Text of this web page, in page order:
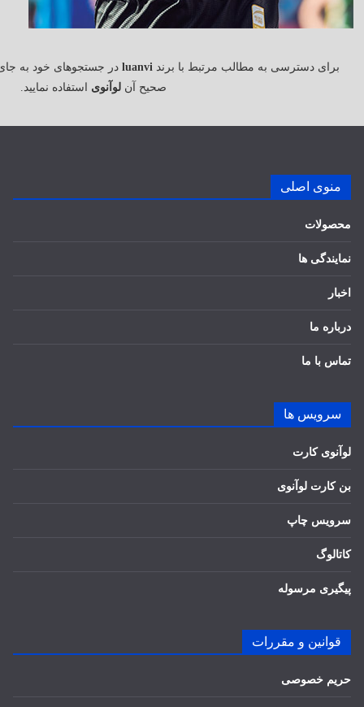
برای دسترسی به مطالب مرتبط با برندluanvi در جستجوهای خود به
صحیح آنلوآنوی استفاده نمایید.
منوی اصلی
محصولات
نمایندگی ها
اخبار
درباره ما
تماس با ما
سرویس ها
لوآنوی کارت
بن کارت لوآنوی
سرویس چاپ
کاتالوگ
پیگیری مرسوله
قوانین و مقررات
حریم خصوصی